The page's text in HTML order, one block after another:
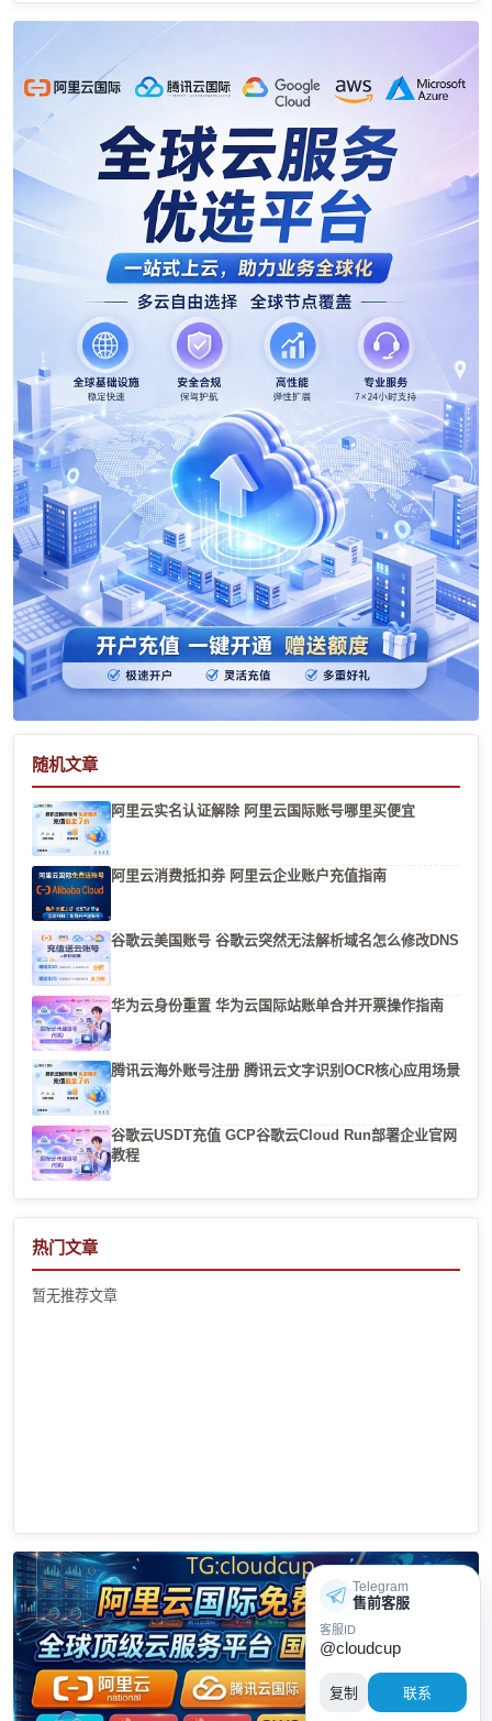
随机文章
阿里云实名认证解除 阿里云国际账号哪里买便宜
阿里云消费抵扣券 阿里云企业账户充值指南
谷歌云美国账号 谷歌云突然无法解析域名怎么修改DNS
华为云身份重置 华为云国际站账单合并开票操作指南
腾讯云海外账号注册 腾讯云文字识别OCR核心应用场景
谷歌云USDT充值 GCP谷歌云Cloud Run部署企业官网
教程
热门文章
暂无推荐文章
Telegram
售前客服
客服ID
@cloudcup
复制 联系